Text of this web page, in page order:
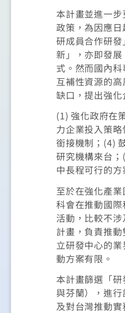
本計畫並進一
政策，為因應
研成員合作研
新」，亦即發
式。然而國內
互補性資源的
缺口，提出強化
(1) 強化政府在
力企業投入策
銜接機制；(4)
研究機構來台
中長程可行的方
至於在強化產
科會在推動國
活動，比較不
計畫，負責推
立研發中心的
動方案有限。
本計畫篩選「
與芬蘭），進
及對台灣推動